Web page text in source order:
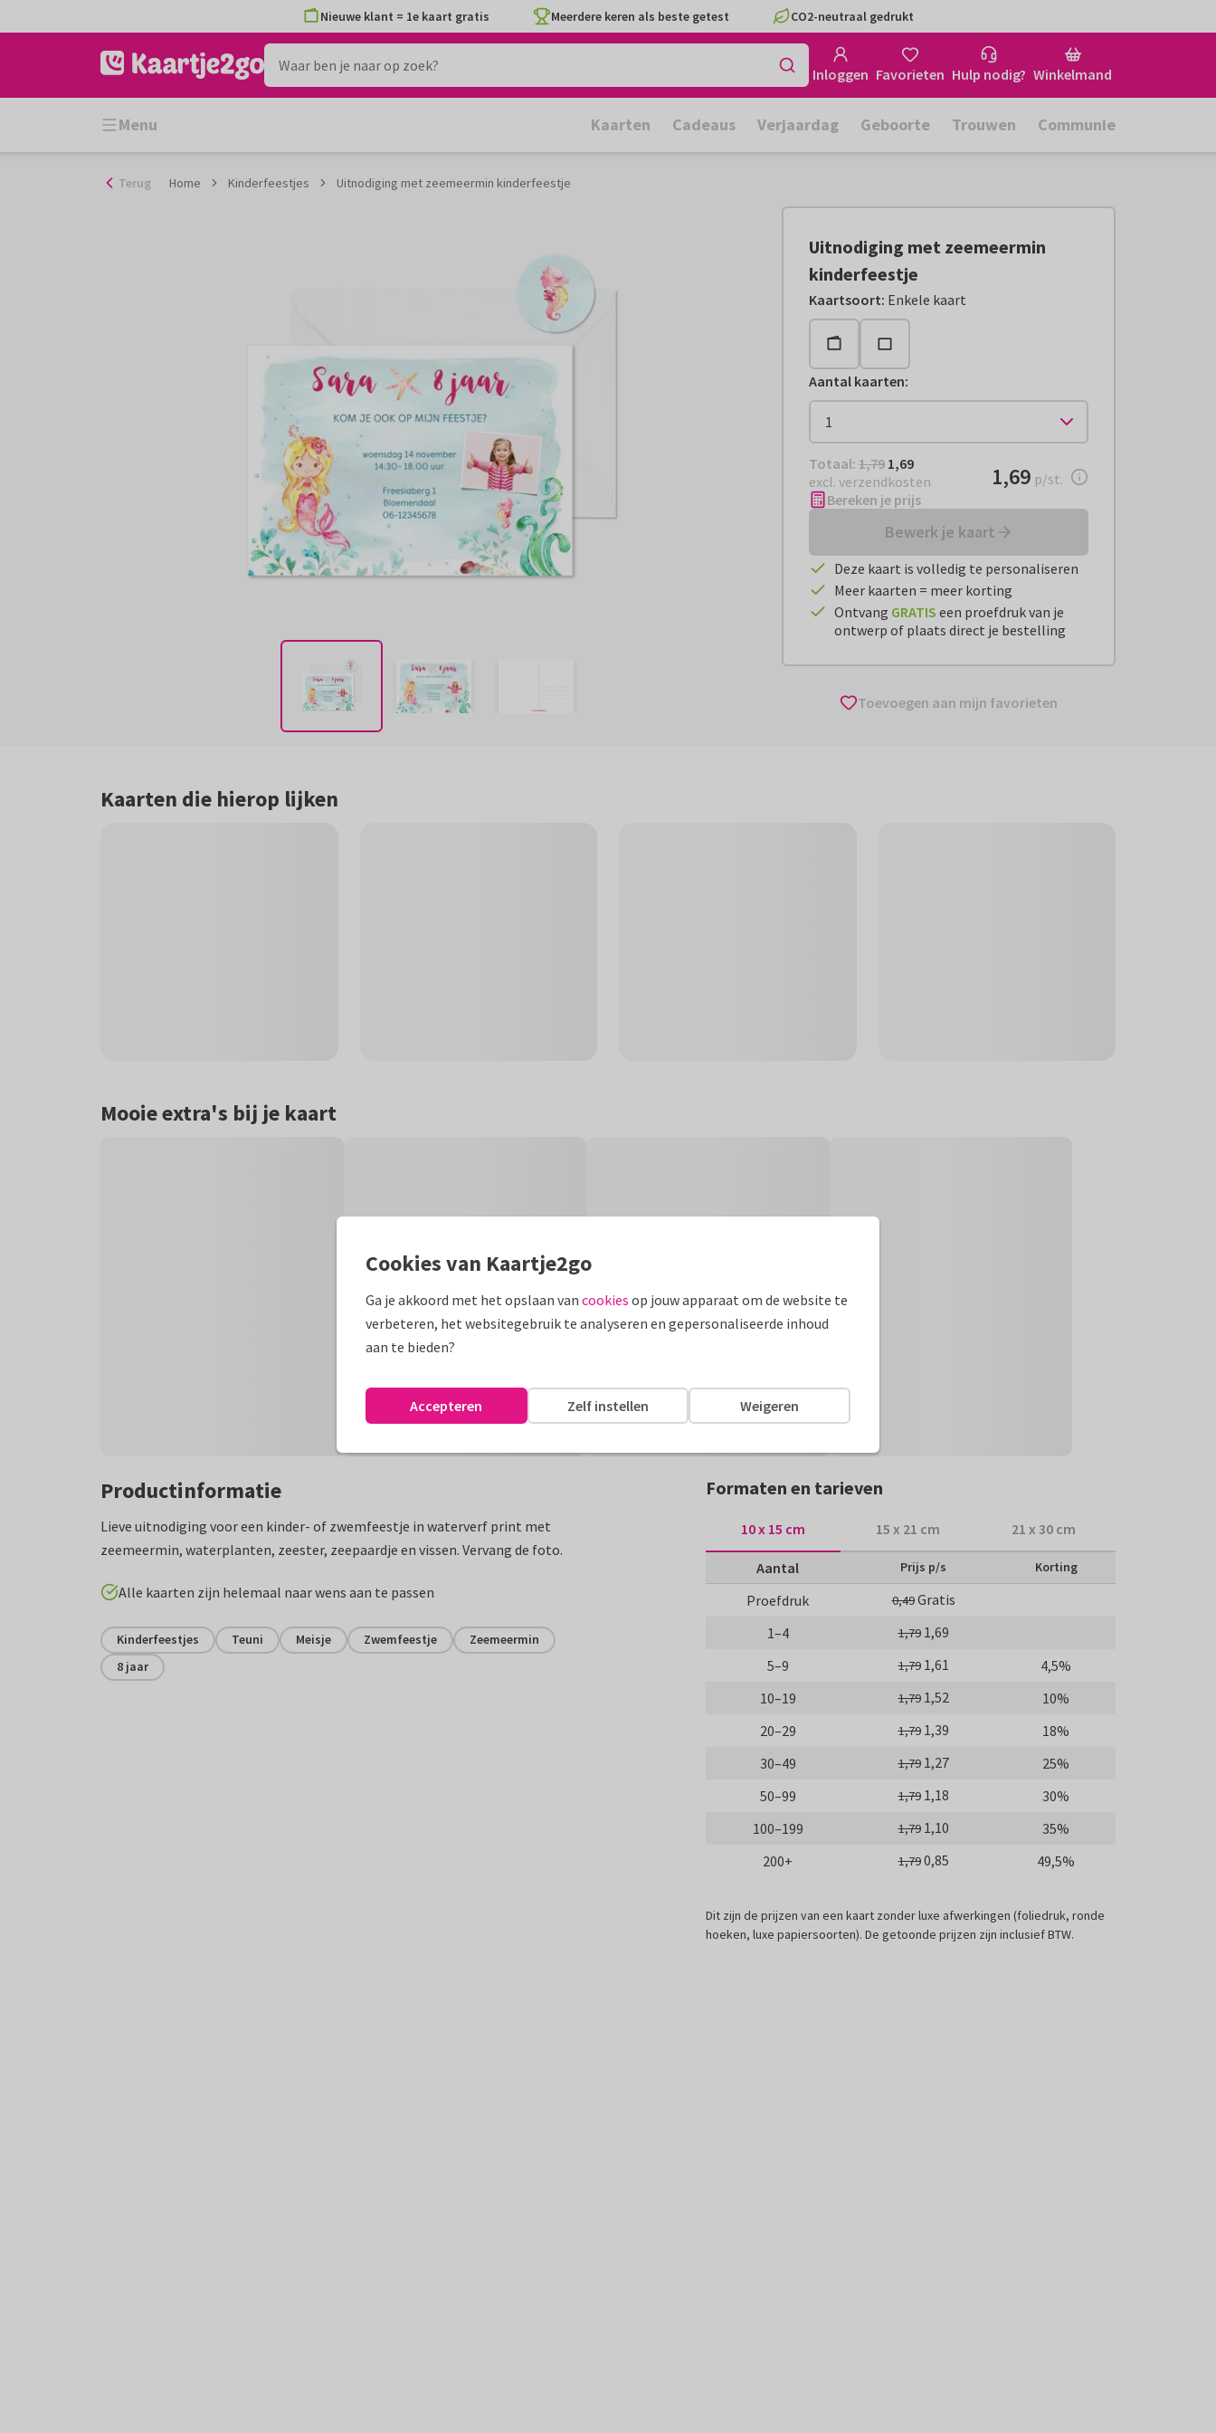
naar
Nieuwe klant = 1e kaart gratis Meerdere keren als beste getest CO2-neutraal gedrukt
Inloggen Favorieten Hulp nodig? Winkelmand
Menu Kaarten Cadeaus Verjaardag Geboorte Trouwen Communie
Terug Home Kinderfeestjes Uitnodiging met zeemeermin kinderfeestje
Uitnodiging met zeemeermin
kinderfeestje
Kaartsoort: Enkele kaart
Aantal kaarten:
Totaal: € 1,69
Totaal: 1,79 1,69
excl. verzendkosten
€ 1,69per stuk
1,69 p/st.
Bereken je prijs
Bewerk je kaart
Deze kaart is volledig te personaliseren
Meer kaarten = meer korting
Ontvang GRATIS een proefdruk van je
ontwerp of plaats direct je bestelling
Toevoegen aan mijn favorieten
Kaarten die hierop lijken
Mooie extra's bij je kaart
Productinformatie
Lieve uitnodiging voor een kinder- of zwemfeestje in waterverf print met
zeemeermin, waterplanten, zeester, zeepaardje en vissen. Vervang de foto.
Alle kaarten zijn helemaal naar wens aan te passen
Kinderfeestjes Teuni Meisje Zwemfeestje
Zeemeermin
8 jaar
Formaten en tarieven
10 x 15 cm 15 x 21 cm 21 x 30 cm
Aantal Prijs p/s Korting
Proefdruk 0,49Gratis
1–4
1,79 1,69
5–9
1,79 1,61
4,5%
10–19
1,79 1,52
10%
20–29
1,79 1,39
18%
30–49
1,79 1,27
25%
50–99
1,79 1,18
30%
100–199
1,79 1,10
35%
200+
1,790,85 49,5%
Dit zijn de prijzen van een kaart zonder luxe afwerkingen (foliedruk, ronde
hoeken, luxe papiersoorten). De getoonde prijzen zijn inclusief BTW.
Cookies van Kaartje2go
Ga je akkoord met het opslaan van cookies op jouw apparaat om de website te
verbeteren, het websitegebruik te analyseren en gepersonaliseerde inhoud
aan te bieden?
Weigeren
Zelf instellen
Accepteren